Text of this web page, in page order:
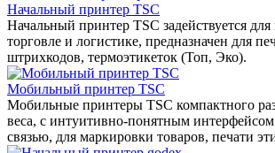
Начальный принтер TSC
Начальный принтер TSC задействуется
торговле и логистике, предназначен для
штрихкодов, термоэтикеток (Топ, Эко).
Мобильный принтер TSC
Мобильные принтеры TSC компактного
веса, с интуитивно-понятным
связью, для маркировки товаров, печати